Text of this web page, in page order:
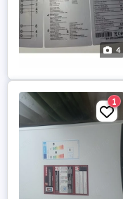
4
1